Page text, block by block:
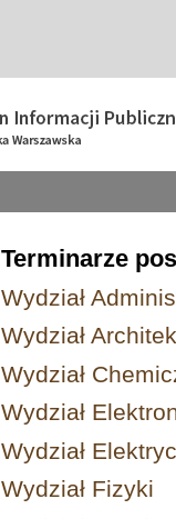
Terminarze
Wydział
Wydział
Wydział
Wydział
Wydział
Wydział Fizyki